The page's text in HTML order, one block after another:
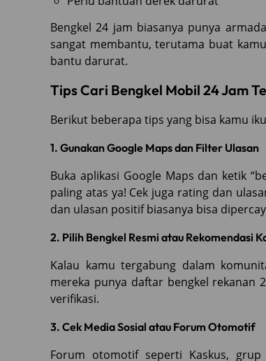
Bengkel 24 jam biasanya punya
sangat membantu, terutama buat
bantu darurat.
Tips Cari Bengkel Mobil 24 Jam
Berikut beberapa tips yang bisa kamu
1. Gunakan Google Maps dan Filter Ulasan
Buka aplikasi Google Maps dan ketik
paling atas ya! Cek juga rating dan
dan ulasan positif biasanya bisa
2. Pilih Bengkel Resmi atau Rekomendasi
Kalau kamu tergabung dalam
mereka punya daftar bengkel rekanan
verifikasi.
3. Cek Media Sosial atau Forum Otomotif
Forum otomotif seperti Kaskus,